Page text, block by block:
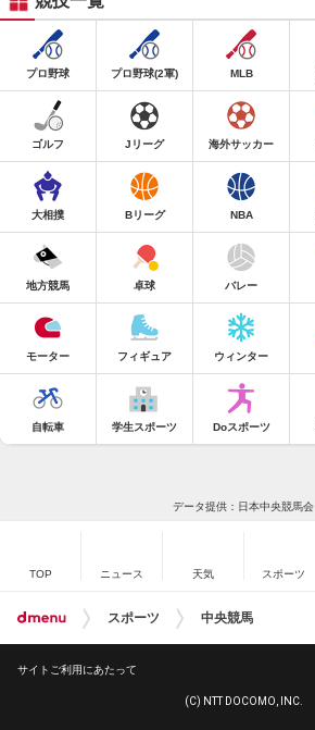
プロ野球 プロ野球(2軍) MLB
ゴルフ Jリーグ 海外サッカー
大相撲 Bリーグ NBA
地方競馬 卓球 バレー
モーター フィギュア ウィンター
自転車 学生スポーツ Doスポーツ
データ提供：日本中央競馬会
TOP ニュース 天気 スポーツ
スポーツ 中央競馬
サイトご利用にあたって
(C) NTT DOCOMO, INC.